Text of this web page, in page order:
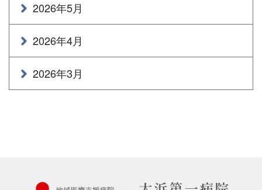
2026年5月
2026年4月
2026年3月